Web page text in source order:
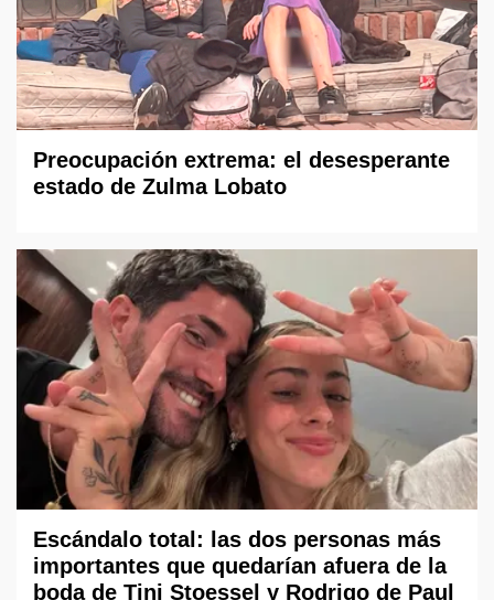
Preocupación extrema: el desesperante
estado de Zulma Lobato
Escándalo total: las dos personas más
importantes que quedarían afuera de la
boda de Tini Stoessel y Rodrigo de Paul